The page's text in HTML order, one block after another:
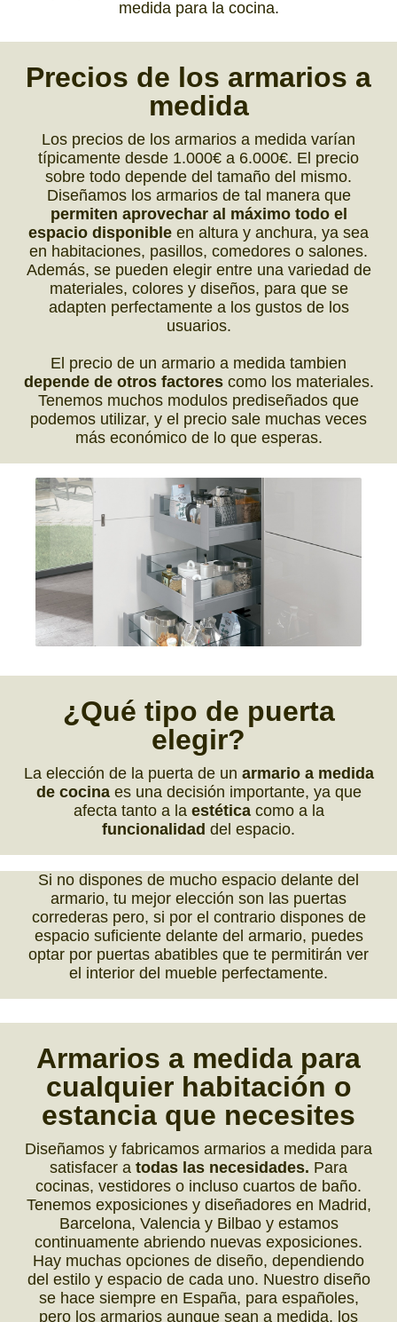
medida para la cocina.
Precios de los armarios a
medida
Los precios de los armarios a medida varían
típicamente desde 1.000€ a 6.000€. El precio
sobre todo depende del tamaño del mismo.
Diseñamos los armarios de tal manera que
permiten aprovechar al máximo todo el
espacio disponible en altura y anchura, ya sea
en habitaciones, pasillos, comedores o salones.
Además, se pueden elegir entre una variedad de
materiales, colores y diseños, para que se
adapten perfectamente a los gustos de los
usuarios.
El precio de un armario a medida tambien
depende de otros factorescomo los materiales.
Tenemos muchos modulos prediseñados que
podemos utilizar, y el precio sale muchas veces
más económico de lo que esperas.
¿Qué tipo de puerta
elegir?
La elección de la puerta de un armario a medida
de cocinaes una decisión importante, ya que
afecta tanto a la estéticacomo a la
funcionalidad del espacio.
Si no dispones de mucho espacio delante del
armario, tu mejor elección son las puertas
correderas pero, si por el contrario dispones de
espacio suficiente delante del armario, puedes
optar por puertas abatibles que te permitirán ver
el interior del mueble perfectamente.
Armarios a medida para
cualquierhabitación o
estancia que necesites
Diseñamos y fabricamos armarios a medida para
satisfacer a todas las necesidades. Para
cocinas, vestidores o incluso cuartos de baño.
Tenemos exposiciones y diseñadores en Madrid,
Barcelona, Valencia y Bilbao y estamos
continuamente abriendo nuevas exposiciones.
Hay muchas opciones de diseño, dependiendo
del estilo y espacio de cada uno. Nuestro diseño
se hace siempre en España, para españoles,
pero los armarios aunque sean a medida, los